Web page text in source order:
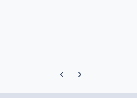
Previous carousel slide
Next carousel slide